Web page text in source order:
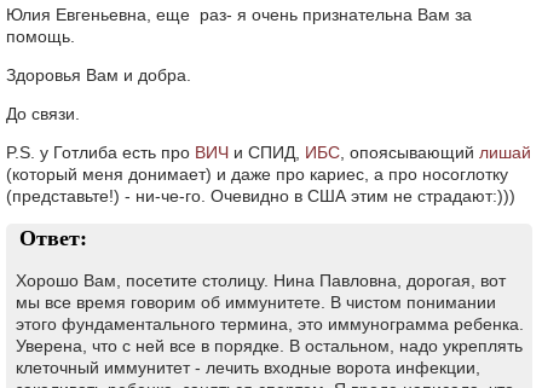
Юлия Евгеньевна, еще раз- я очень признательна Вам за
помощь.
Здоровья Вам и добра.
До связи.
P.S. у Готлиба есть про ВИЧ и СПИД, ИБС , опоясывающий лишай
(который меня донимает) и даже про кариес, а про носоглотку
(представьте!) - ни-че-го. Очевидно в США этим не страдают:)))
Ответ:
Хорошо Вам, посетите столицу. Нина Павловна, дорогая, вот
мы все время говорим об иммунитете. В чистом понимании
этого фундаментального термина, это иммунограмма ребенка.
Уверена, что с ней все в порядке. В остальном, надо укреплять
клеточный иммунитет - лечить входные ворота инфекции,